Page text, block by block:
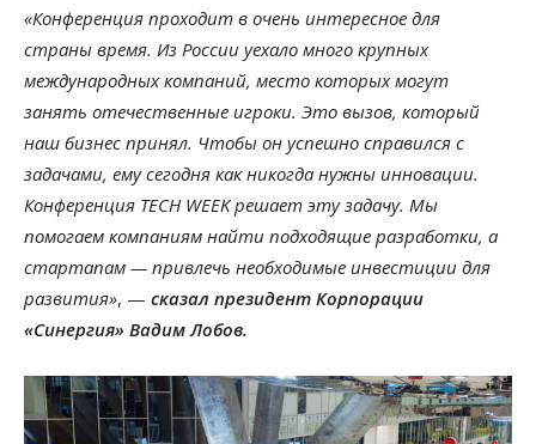
«Конференция проходит в очень интересное для
страны время. Из России уехало много крупных
международных компаний, место которых могут
занять отечественные игроки. Это вызов, который
наш бизнес принял. Чтобы он успешно справился с
задачами, ему сегодня как никогда нужны инновации.
Конференция TECH WEEK решает эту задачу. Мы
помогаем компаниям найти подходящие разработки, а
стартапам — привлечь необходимые инвестиции для
развития», — сказал президент Корпорации
«Синергия» Вадим Лобов.